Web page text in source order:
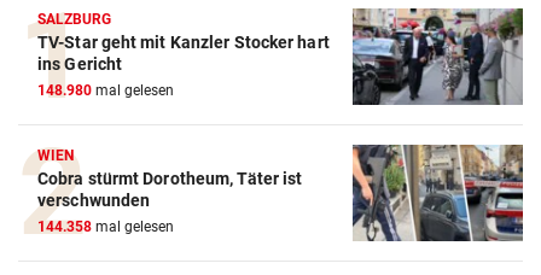
SALZBURG
TV-Star geht mit Kanzler Stocker hart
ins Gericht
148.980 mal gelesen
WIEN
Cobra stürmt Dorotheum, Täter ist
verschwunden
144.358 mal gelesen
Action-Cam Vergleich
ZUM VERGLEICH
Crosstrainer Vergleich
ZUM VERGLEICH
E-Bike Vergleich
ZUM VERGLEICH